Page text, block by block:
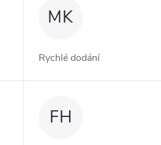
MK
Rychlé dodání
FH